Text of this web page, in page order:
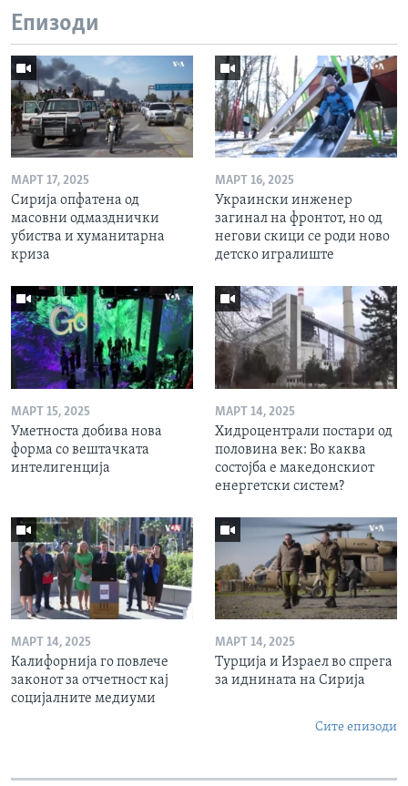
Епизоди
МАРТ 17, 2025
Сирија опфатена од
масовни одмазднички
убиства и хуманитарна
криза
МАРТ 16, 2025
Украински инженер
загинал на фронтот, но од
негови скици се роди ново
детско игралиште
МАРТ 15, 2025
Уметноста добива нова
форма со вештачката
интелигенција
МАРТ 14, 2025
Хидроцентрали постари од
половина век: Во каква
состојба е македонскиот
енергетски систем?
МАРТ 14, 2025
Калифорнија го повлече
законот за отчетност кај
социјалните медиуми
МАРТ 14, 2025
Турција и Израел во спрега
за иднината на Сирија
Сите епизоди